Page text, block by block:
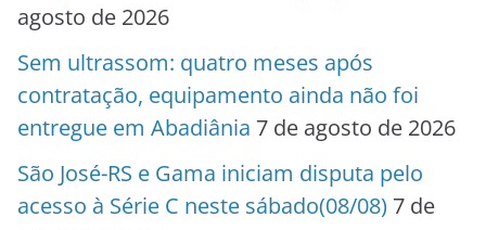
agosto de 2026
Sem ultrassom: quatro meses após
contratação, equipamento ainda não foi
entregue em Abadiânia 7 de agosto de 2026
São José-RS e Gama iniciam disputa pelo
acesso à Série C neste sábado(08/08) 7 de